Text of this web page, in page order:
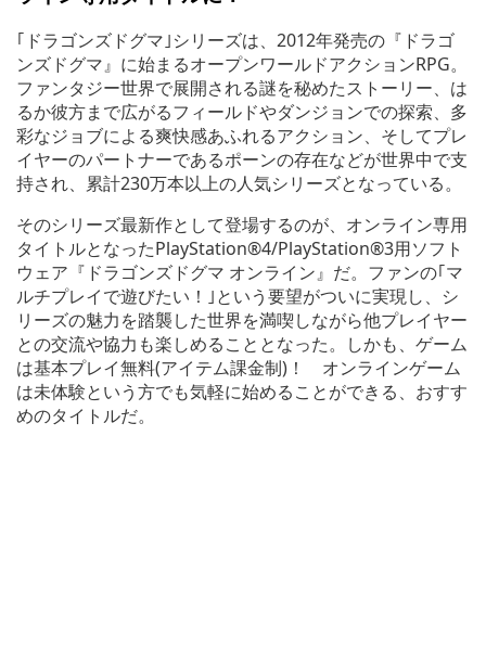
｢ドラゴンズドグマ｣シリーズは、2012年発売の『ドラゴ
ンズドグマ』に始まるオープンワールドアクションRPG。
ファンタジー世界で展開される謎を秘めたストーリー、は
るか彼方まで広がるフィールドやダンジョンでの探索、多
彩なジョブによる爽快感あふれるアクション、そしてプレ
イヤーのパートナーであるポーンの存在などが世界中で支
持され、累計230万本以上の人気シリーズとなっている。
そのシリーズ最新作として登場するのが、オンライン専用
タイトルとなったPlayStation®4/PlayStation®3用ソフト
ウェア『ドラゴンズドグマ オンライン』だ。ファンの｢マ
ルチプレイで遊びたい！｣という要望がついに実現し、シ
リーズの魅力を踏襲した世界を満喫しながら他プレイヤー
との交流や協力も楽しめることとなった。しかも、ゲーム
は基本プレイ無料(アイテム課金制)！ オンラインゲーム
は未体験という方でも気軽に始めることができる、おすす
めのタイトルだ。